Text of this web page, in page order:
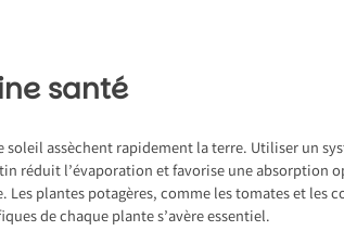
santé
assèchent rapidement la terre. Utiliser un
réduit l’évaporation et favorise une absorption
plantes potagères, comme les tomates et les
de chaque plante s’avère essentiel.